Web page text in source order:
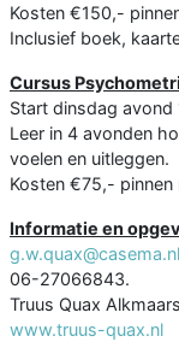
Kosten €150,-
Inclusief boek,
Cursus
Start dinsdag avond
Leer in 4 avonden
voelen en uitleggen.
Kosten €75,- pinnen
Informatie en
g.w.quax@casema.nl
06-27066843.
Truus Quax
www.truus-quax.nl